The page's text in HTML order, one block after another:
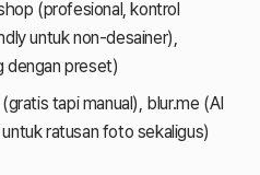
(profesional, kontrol
untuk non-desainer),
preset)
tapi manual), blur.me (AI
ratusan foto sekaligus)